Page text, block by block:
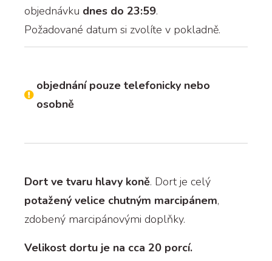
objednávku dnes do 23:59.
Požadované datum si zvolíte v pokladně.
objednání pouze telefonicky nebo
osobně
Dort ve tvaru hlavy koně. Dort je celý
potažený velice chutným marcipánem,
zdobený marcipánovými doplňky.
Velikost dortu je na cca 20 porcí.